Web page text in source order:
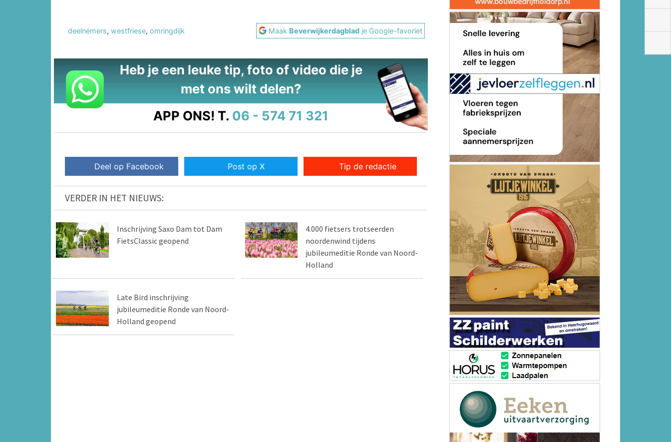
deelnemers, westfriese, omringdijk Maak Beverwijkerdagblad je Google-favoriet
Heb je een leuke tip, foto of video die je
met ons wilt delen?
APP ONS! T. 06 - 574 71 321
Deel op Facebook Post op X Tip de redactie
VERDER IN HET NIEUWS:
Inschrijving Saxo Dam tot Dam
FietsClassic geopend
4.000 fietsers trotseerden
noordenwind tijdens
jubileumeditie Ronde van Noord-
Holland
Late Bird inschrijving
jubileumeditie Ronde van Noord-
Holland geopend